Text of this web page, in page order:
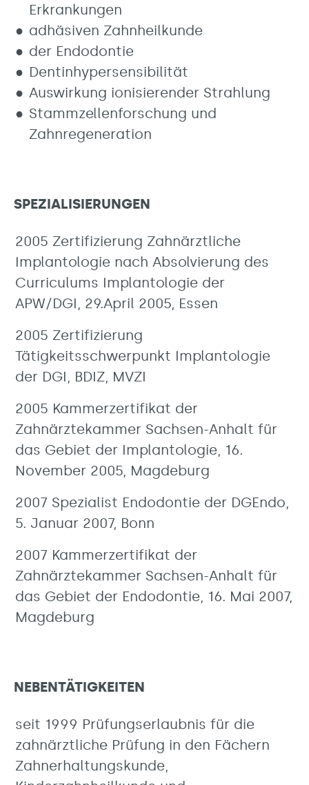
Erkrankungen
adhäsiven Zahnheilkunde
der Endodontie
Dentinhypersensibilität
Auswirkung ionisierender Strahlung
Stammzellenforschung und
Zahnregeneration
SPEZIALISIERUNGEN
2005 Zertifizierung Zahnärztliche
Implantologie nach Absolvierung des
Curriculums Implantologie der
APW/DGI, 29.April 2005, Essen
2005 Zertifizierung
Tätigkeitsschwerpunkt Implantologie
der DGI, BDIZ, MVZI
2005 Kammerzertifikat der
Zahnärztekammer Sachsen-Anhalt für
das Gebiet der Implantologie, 16.
November 2005, Magdeburg
2007 Spezialist Endodontie der DGEndo,
5. Januar 2007, Bonn
2007 Kammerzertifikat der
Zahnärztekammer Sachsen-Anhalt für
das Gebiet der Endodontie, 16. Mai 2007,
Magdeburg
NEBENTÄTIGKEITEN
seit 1999 Prüfungserlaubnis für die
zahnärztliche Prüfung in den Fächern
Zahnerhaltungskunde,